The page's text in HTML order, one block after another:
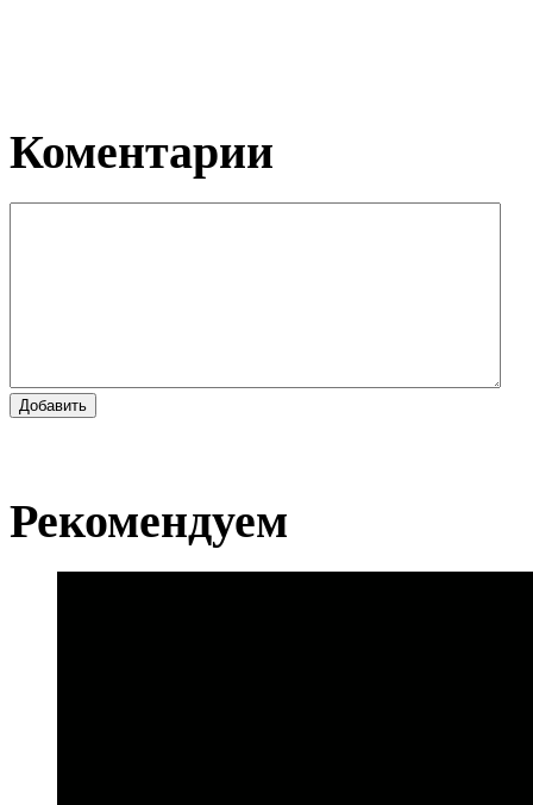
Коментарии
Добавить
Рекомендуем